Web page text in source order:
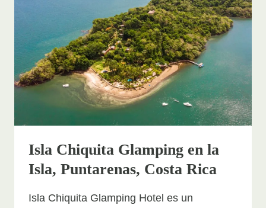
COSTA
RICA:
EXPLORANDO
LA
NATURALEZA
Y
LA
HISTORIA.
Isla Chiquita Glamping en la
Isla, Puntarenas, Costa Rica
Isla Chiquita Glamping Hotel es un